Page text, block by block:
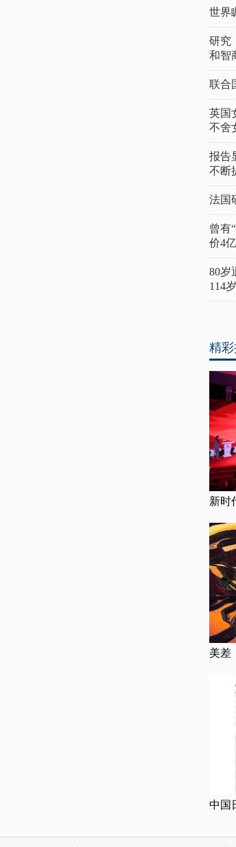
世界
研究
和智
联合
英国
不舍
报告
不断
法国
曾有
价4亿
80岁
114
精
新时
美差
中国